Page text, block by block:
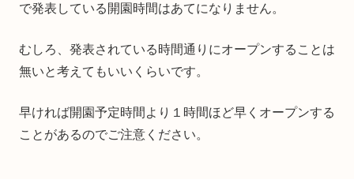
で発表している開園時間はあてになりません。
むしろ、発表されている時間通りにオープンすることは
無いと考えてもいいくらいです。
早ければ開園予定時間より１時間ほど早くオープンする
ことがあるのでご注意ください。